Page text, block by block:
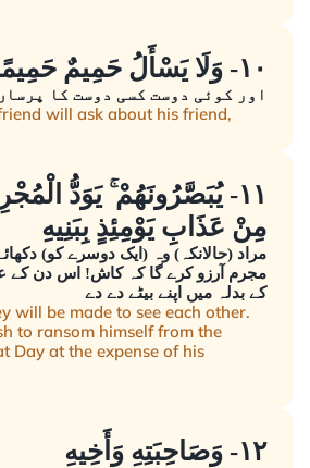
١٠- وَلَا يَسْأَلُ حَمِيمٌ حَمِيمًا
اور کوئی دوست کسی دوست کا
will ask about his friend,
١١- يُبَصَّرُونَهُمْ ۚ يَوَدُّ
مِنْ عَذَابِ يَوْمِئِذٍ بِبَنِيهِ
مراد (حالانکہ) وہ (ایک دوسرے کو)
مجرم آرزو کرے گا کہ کاش! اس دن کے
کے بدلہ میں اپنے بیٹے دے دے
will be made to see each other.
to ransom himself from the
Day at the expense of his
١٢- وَصَاحِبَتِهِ وَأَخِيهِ